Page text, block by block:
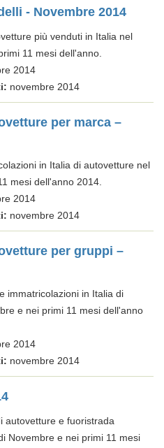
- Novembre 2014
più venduti in Italia nel
11 mesi dell'anno.
2014
novembre 2014
per marca –
in Italia di autovetture nel
mesi dell'anno 2014.
2014
novembre 2014
per gruppi –
immatricolazioni in Italia di
e nei primi 11 mesi dell'anno
2014
novembre 2014
autovetture e fuoristrada
Novembre e nei primi 11 mesi